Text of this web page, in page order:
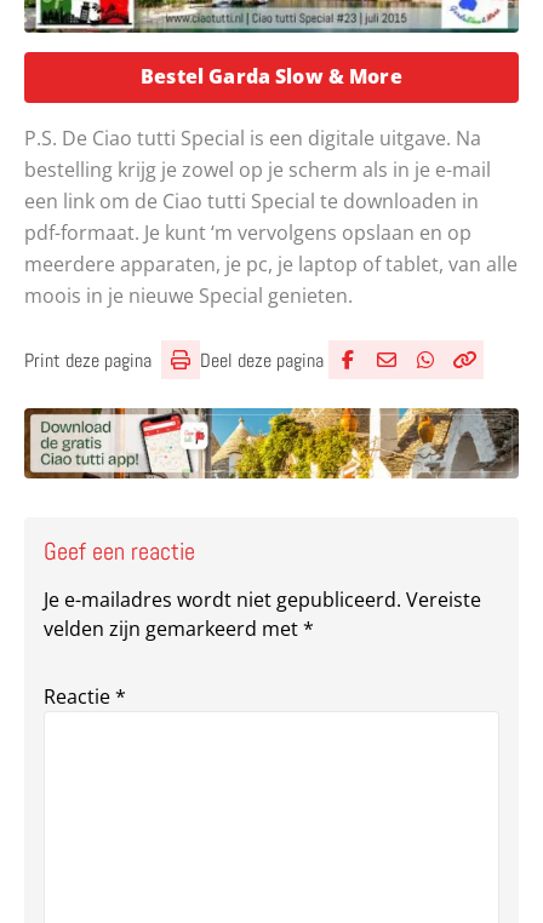
Bestel Garda Slow & MoreOpent in een
P.S. De Ciao tutti Special is een digitale uitgave. Na
bestelling krijg je zowel op je scherm als in je e-mail
een link om de Ciao tutti Special te downloaden in
pdf-formaat. Je kunt ‘m vervolgens opslaan en op
meerdere apparaten, je pc, je laptop of tablet, van alle
moois in je nieuwe Special genieten.
Print deze pagina Deel deze pagina
Geef een reactie
Je e-mailadres wordt niet gepubliceerd. Vereiste
velden zijn gemarkeerd met*
Reactie*